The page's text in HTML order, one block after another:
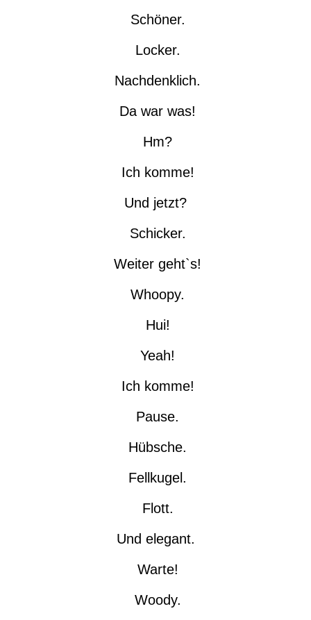
Schöner.
Locker.
Nachdenklich.
Da war was!
Hm?
Ich komme!
Und jetzt?
Schicker.
Weiter geht`s!
Whoopy.
Hui!
Yeah!
Ich komme!
Pause.
Hübsche.
Fellkugel.
Flott.
Und elegant.
Warte!
Woody.